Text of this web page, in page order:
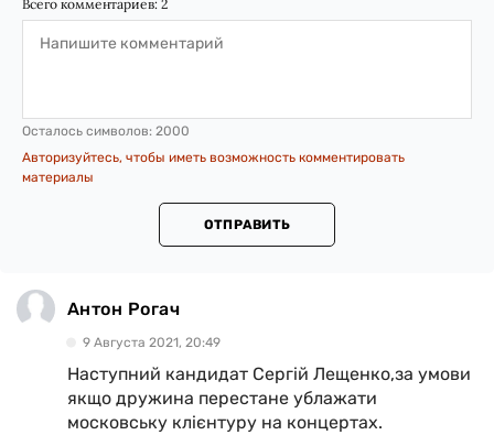
Всего комментариев: 2
Осталось символов: 2000
Авторизуйтесь, чтобы иметь возможность комментировать
материалы
ОТПРАВИТЬ
Антон Рогач
9 Августа 2021, 20:49
Наступний кандидат Сергій Лещенко,за умови
якщо дружина перестане ублажати
московську клієнтуру на концертах.